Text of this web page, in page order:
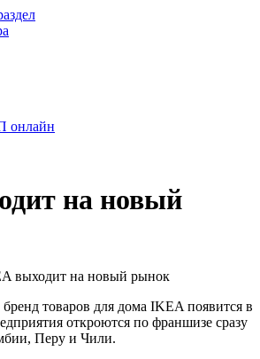
онлайн
на новый
выходит на новый рынок
товаров для дома IKEA появится в
откроются по франшизе сразу
Перу и Чили.